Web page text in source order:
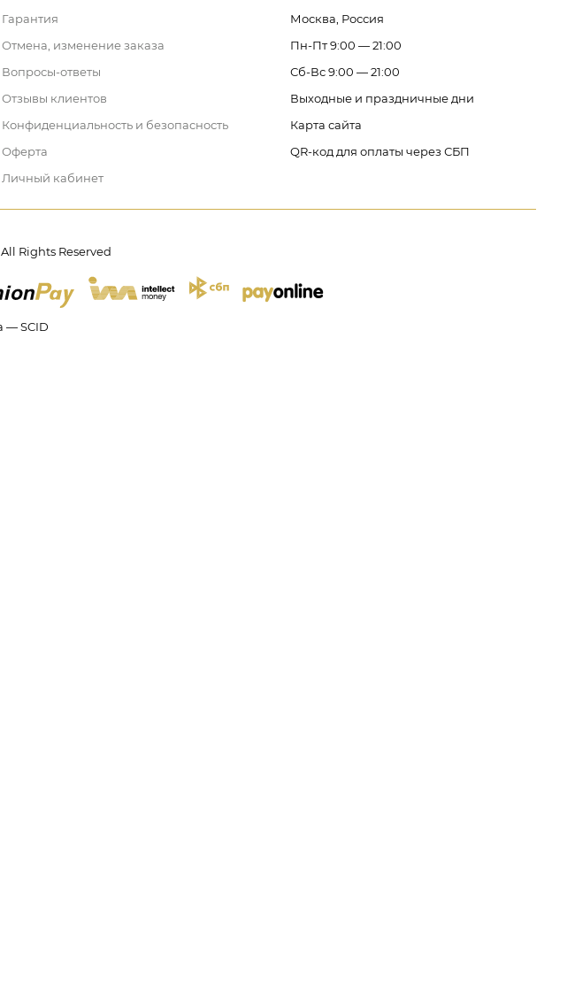
Гарантия
Отмена, изменение заказа
Вопросы-ответы
Отзывы клиентов
Конфиденциальность и безопасность
Оферта
Личный кабинет
Москва, Россия
Пн-Пт 9:00 — 21:00
Сб-Вс 9:00 — 21:00
Выходные и праздничные дни
Карта сайта
QR-код для оплаты через СБП
Rights Reserved
— SCID